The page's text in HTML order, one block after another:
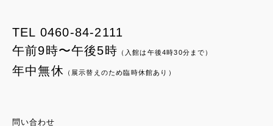
TEL 0460-84-2111
午前9時〜午後5時 （入館は午後4時30分まで）
年中無休 （展示替えのため臨時休館あり）
問い合わせ